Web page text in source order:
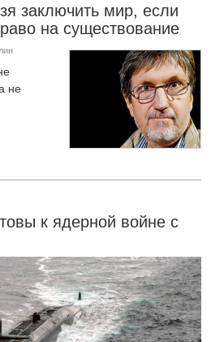
заключить мир, если
на существование
не
к ядерной войне с